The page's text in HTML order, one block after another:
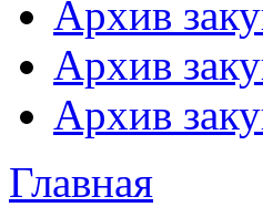
Архив
Архив
Архив
Главная